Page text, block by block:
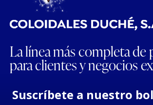
La línea más completa
para clientes y negocios
Suscríbete a nuestro